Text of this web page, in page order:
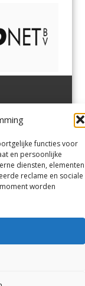
functies voor
en persoonlijke
diensten, elementen
reclame en sociale
worden
,Velsen-Zuid,
en
.